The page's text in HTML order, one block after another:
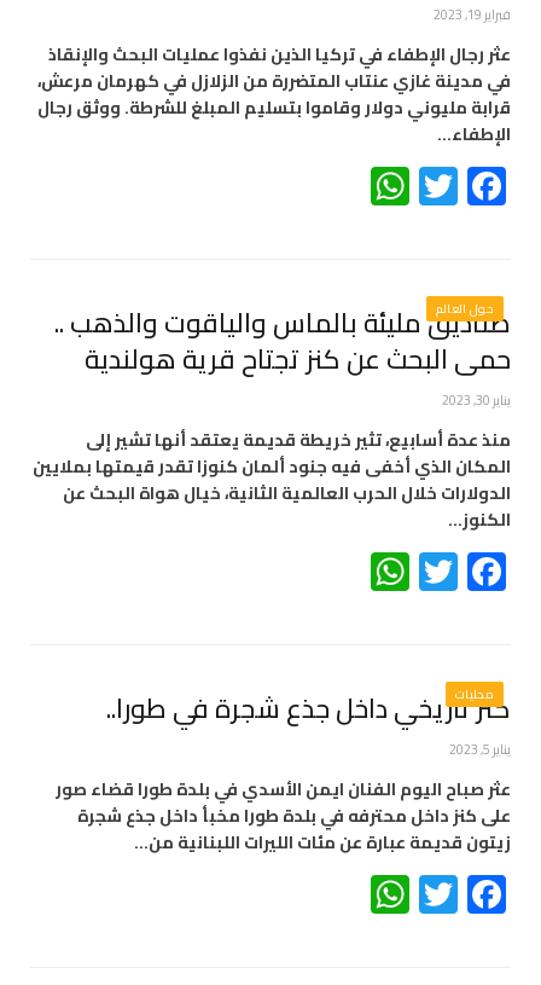
فبراير 19, 2023
عثر رجال الإطفاء في تركيا الذين نفذوا عمليات البحث والإنقاذ
في مدينة غازي عنتاب المتضررة من الزلازل في كهرمان مرعش،
قرابة مليوني دولار وقاموا بتسليم المبلغ للشرطة. ووثق رجال
الإطفاء…
Facebook
Twitter
حول العالم
صناديق مليئة بالماس والياقوت والذهب ..
حمى البحث عن كنز تجتاح قرية هولندية
يناير 30, 2023
منذ عدة أسابيع، تثير خريطة قديمة يعتقد أنها تشير إلى
المكان الذي أخفى فيه جنود ألمان كنوزا تقدر قيمتها بملايين
الدولارات خلال الحرب العالمية الثانية، خيال هواة البحث عن
الكنوز…
Facebook
Twitter
محليات
كنز تاريخي داخل جذع شجرة في طورا..
يناير 5, 2023
عثر صباح اليوم الفنان ايمن الأسدي في بلدة طورا قضاء صور
على كنز داخل محترفه في بلدة طورا مخبأ داخل جذع شجرة
زيتون قديمة عبارة عن مئات الليرات اللبنانية من…
Facebook
Twitter